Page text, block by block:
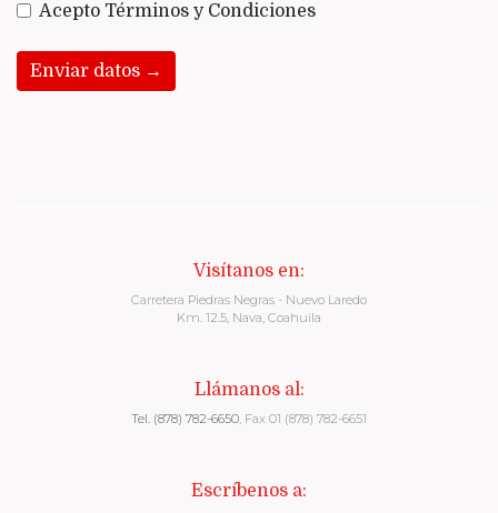
Acepto Términos y Condiciones
Enviar datos →
Visítanos en:
Carretera Piedras Negras - Nuevo Laredo
Km. 12.5, Nava, Coahuila
Llámanos al:
Tel. (878) 782-6650, Fax 01 (878) 782-6651
Escríbenos a: